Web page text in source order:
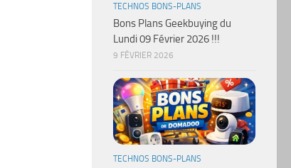
TECHNOS BONS-PLANS
Bons Plans Geekbuying du
Lundi 09 Février 2026 !!!
9 FÉVRIER 2026
TECHNOS BONS-PLANS